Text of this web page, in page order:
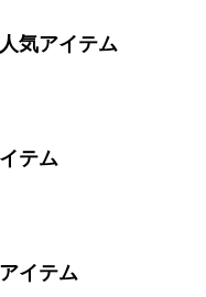
気アイテム
テム
イテム